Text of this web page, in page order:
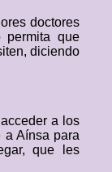
doctores
permita que
diciendo
a los
a Aínsa para
que les